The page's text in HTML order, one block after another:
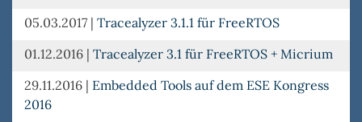
05.03.2017 | Tracealyzer 3.1.1 für FreeRTOS
01.12.2016 | Tracealyzer 3.1 für FreeRTOS + Micrium
29.11.2016 | Embedded Tools auf dem ESE Kongress
2016